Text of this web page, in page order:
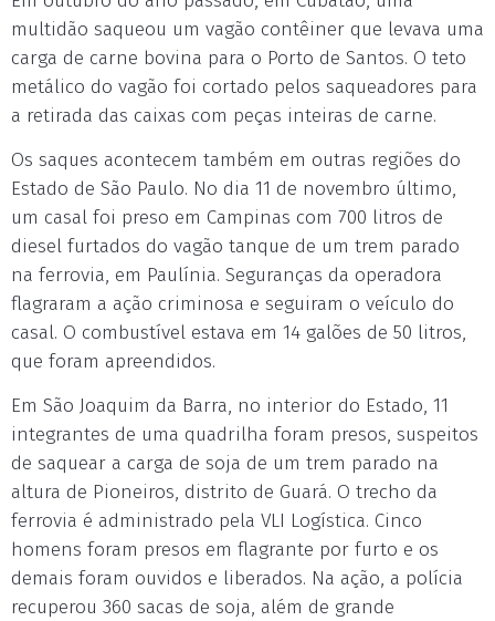
multidão saqueou um vagão contêiner que levava uma
carga de carne bovina para o Porto de Santos. O teto
metálico do vagão foi cortado pelos saqueadores para
a retirada das caixas com peças inteiras de carne.
Os saques acontecem também em outras regiões do
Estado de São Paulo. No dia 11 de novembro último,
um casal foi preso em Campinas com 700 litros de
diesel furtados do vagão tanque de um trem parado
na ferrovia, em Paulínia. Seguranças da operadora
flagraram a ação criminosa e seguiram o veículo do
casal. O combustível estava em 14 galões de 50 litros,
que foram apreendidos.
Em São Joaquim da Barra, no interior do Estado, 11
integrantes de uma quadrilha foram presos, suspeitos
de saquear a carga de soja de um trem parado na
altura de Pioneiros, distrito de Guará. O trecho da
ferrovia é administrado pela VLI Logística. Cinco
homens foram presos em flagrante por furto e os
demais foram ouvidos e liberados. Na ação, a polícia
recuperou 360 sacas de soja, além de grande